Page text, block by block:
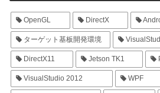
OpenGL DirectX
ターゲット基板開発環境
DirectX11 Jetson TK1
VisualStudio 2012 WPF